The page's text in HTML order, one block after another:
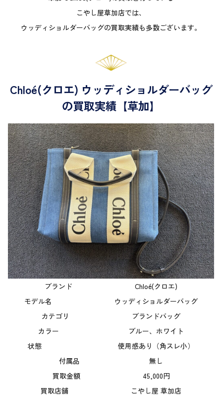
こやし屋草加店では、
ウッディショルダーバッグの買取実績も多数ございます。
Chloé(クロエ) ウッディショルダーバッグ
の買取実績【草加】
ブランド Chloé(クロエ)
モデル名 ウッディショルダーバッグ
カテゴリ ブランドバッグ
カラー ブルー、ホワイト
状態 使用感あり（角スレ小）
付属品 無し
買取金額 45,000円
買取店舗 こやし屋 草加店